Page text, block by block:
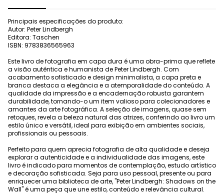
Principais especificações do produto:
Autor: Peter Lindbergh
Editora: Taschen
ISBN: 9783836565963
Este livro de fotografia em capa dura é uma obra-prima que reflete
a visão autêntica e humanista de Peter Lindbergh. Com
acabamento sofisticado e design minimalista, a capa preta e
branca destaca a elegância e a atemporalidade do conteúdo. A
qualidade da impressão e a encadernação robusta garantem
durabilidade, tornando-o um item valioso para colecionadores e
amantes da arte fotográfica. A seleção de imagens, quase sem
retoques, revela a beleza natural das atrizes, conferindo ao livro um
estilo único e versátil, ideal para exibição em ambientes sociais,
profissionais ou pessoais.
Perfeito para quem aprecia fotografia de alta qualidade e deseja
explorar a autenticidade e a individualidade das imagens, este
livro é indicado para momentos de contemplação, estudo artístico
e decoração sofisticada. Seja para uso pessoal, presente ou para
enriquecer uma biblioteca de arte, "Peter Lindbergh: Shadows on the
Wall" é uma peça que une estilo, conteúdo e relevância cultural.